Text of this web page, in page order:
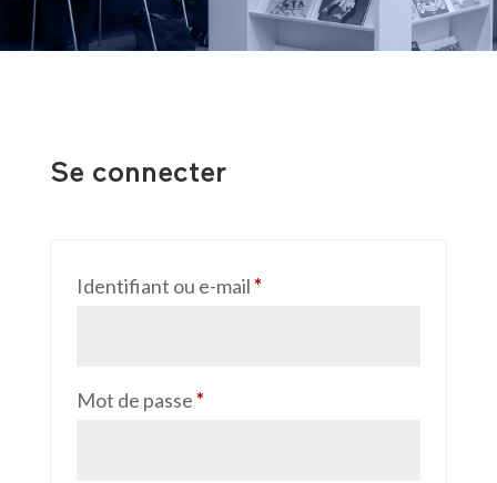
Se connecter
Identifiant ou e-mail*Obligatoire
Mot de passe*Obligatoire